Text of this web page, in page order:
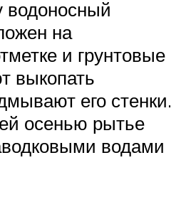
водоносный
на
и грунтовые
выкопать
его стенки.
осенью рытье
водами